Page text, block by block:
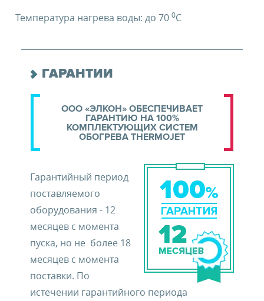
Температура нагрева воды: до 700C
ГАРАНТИИ
ООО «ЭЛКОН» ОБЕСПЕЧИВАЕТ
ГАРАНТИЮ НА 100%
КОМПЛЕКТУЮЩИХ СИСТЕМ
ОБОГРЕВА THERMOJET
Гарантийный период
поставляемого
оборудования - 12
месяцев с момента
пуска, но не более 18
месяцев с момента
поставки. По
истечении гарантийного периода